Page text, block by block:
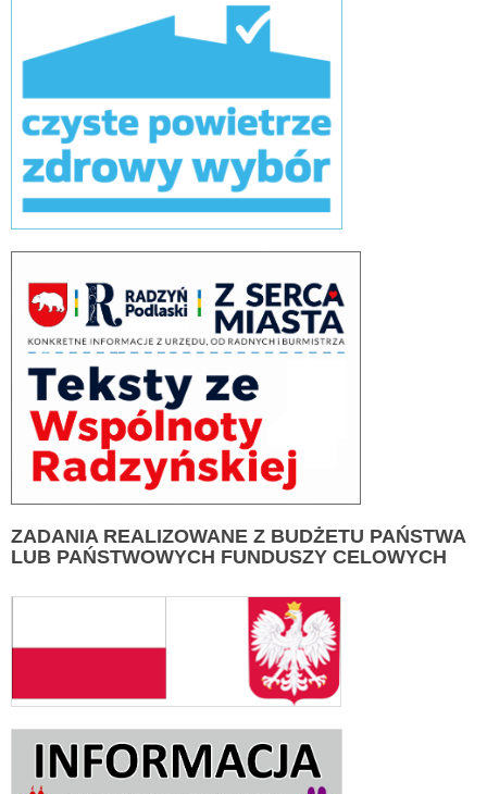
ZADANIA REALIZOWANE Z BUDŻETU PAŃSTWA
LUB PAŃSTWOWYCH FUNDUSZY CELOWYCH